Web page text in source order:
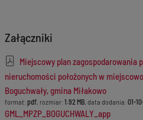
Załączniki
Miejscowy plan zagospodarowania
nieruchomości położonych w
Boguchwały, gmina Miłakowo
format: pdf, rozmiar: 1.92 MB, data dodania: 01-
GML_MPZP_BOGUCHWALY_app